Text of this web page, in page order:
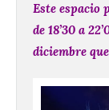
Este espacio
de 18’30 a
diciembre que